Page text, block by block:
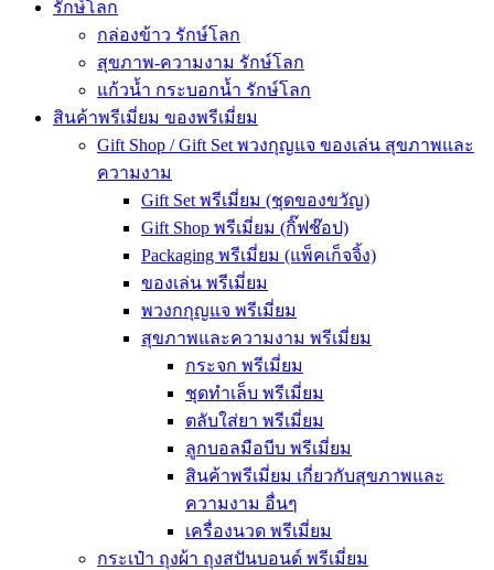
รักษ์โลก
กล่องข้าว รักษ์โลก
สุขภาพ-ความงาม รักษ์โลก
แก้วน้ำ กระบอกน้ำ รักษ์โลก
สินค้าพรีเมี่ยม ของพรีเมี่ยม
Gift Shop / Gift Set พวงกุญแจ ของเล่น สุขภาพและ
ความงาม
Gift Set พรีเมี่ยม (ชุดของขวัญ)
Gift Shop พรีเมี่ยม (กิ๊ฟช๊อป)
Packaging พรีเมี่ยม (แพ็คเก็จจิ้ง)
ของเล่น พรีเมี่ยม
พวงกกุญแจ พรีเมี่ยม
สุขภาพและความงาม พรีเมี่ยม
กระจก พรีเมี่ยม
ชุดทำเล็บ พรีเมี่ยม
ตลับใส่ยา พรีเมี่ยม
ลูกบอลมือบีบ พรีเมี่ยม
สินค้าพรีเมี่ยม เกี่ยวกับสุขภาพและ
ความงาม อื่นๆ
เครื่องนวด พรีเมี่ยม
กระเป๋า ถุงผ้า ถุงสปันบอนด์ พรีเมี่ยม